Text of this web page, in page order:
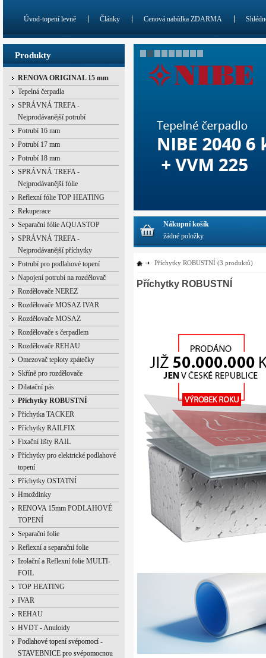
Produkty
RENOVA ORIGINAL 15 mm
Tepelná čerpadla
SPRÁVNÁ TREFA -
Nejprodávanější potrubí
Potrubí 16 mm
Potrubí 17 mm
Potrubí 18 mm
SPRÁVNÁ TREFA -
Nejprodávanější fólie
Reflexní fólie TOP HEATING
Rekuperace
Separační fólie AQUASTOP
SPRÁVNÁ TREFA -
Nejprodávanější příchytky
Potrubí pro podlahové topení
Napojení potrubí na rozdělovač
Rozdělovače NEREZ
Rozdělovače MOSAZ IVAR
Rozdělovače MOSAZ
Rozdělovače s čerpadlem
Rozdělovače REHAU
Omezovač teploty zpátečky
Skříně pro rozdělovače
Dilatační pás
Příchytky ROBUSTNÍ
Příchytka TACKER
Příchytky RAILFIX
Fixační lišty RAIL
Příchytky pro elektrické podlahové
topení
Příchytky OSTATNÍ
Hmoždinky
RENOVA 15mm PODLAHOVÉ
TOPENÍ
Separační folie
Reflexní a separační folie
Izolační a Reflexní folie MULTI-
FOIL
TOP HEATING
IVAR
REHAU
HVDT - Anuloidy
Podlahové topení svépomocí -
STAVEBNICE pro svépomocnou
Příchytky ROBUSTNÍ (3 produktů)
Příchytky ROBUSTNÍ
Úvod-topení levně Články Cenová nabídka ZDARMA
Nákupní košík
žádné položky